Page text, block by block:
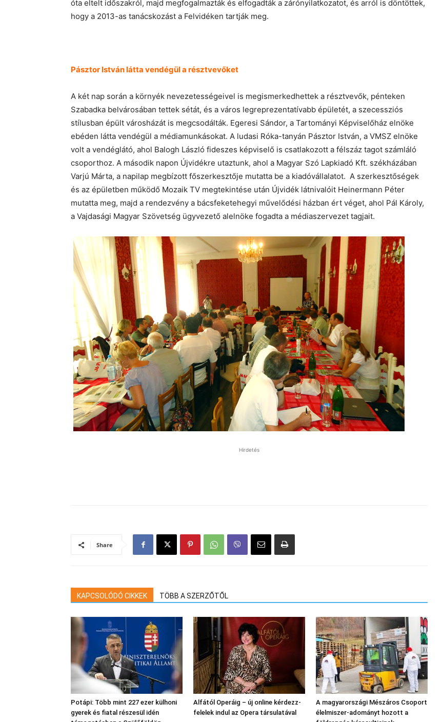
óta eltelt időszakról, majd megfogalmazták és elfogadták a zárónyilatkozatot, és arról is döntöttek,
hogy a 2013-as tanácskozást a Felvidéken tartják meg.
Pásztor István látta vendégül a résztvevőket
A két nap során a környék nevezetességeivel is megismerkedhettek a résztvevők, pénteken
Szabadka belvárosában tettek sétát, és a város legreprezentatívabb épületét, a szecessziós
stílusban épült városházát is megcsodálták. Egeresi Sándor, a Tartományi Képviselőház elnöke
ebéden látta vendégül a médiamunkásokat. A ludasi Róka-tanyán Pásztor István, a VMSZ elnöke
volt a vendéglátó, ahol Balogh László fideszes képviselő is csatlakozott a félszáz tagot számláló
csoporthoz. A második napon Újvidékre utaztunk, ahol a Magyar Szó Lapkiadó Kft. székházában
Varjú Márta, a napilap megbízott főszerkesztője mutatta be a kiadóvállalatot. A szerkesztőségek
és az épületben működő Mozaik TV megtekintése után Újvidék látnivalóit Heinermann Péter
mutatta meg, majd a rendezvény a bácsfeketehegyi művelődési házban ért véget, ahol Pál Károly,
a Vajdasági Magyar Szövetség ügyvezető alelnöke fogadta a médiaszervezet tagjait.
Hirdetés
Share
KAPCSOLÓDÓ CIKKEK TÖBB A SZERZŐTŐL
Potápi: Több mint 227 ezer külhoni
gyerek és fiatal részesül idén
Alfától Operáig – új online kérdezz-
felelek indul az Opera társulatával
A magyarországi Mészáros Csoport
élelmiszer-adományt hozott a